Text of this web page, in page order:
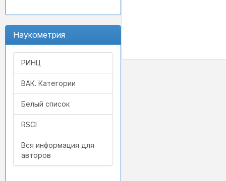
Наукометрия
РИНЦ
ВАК. Категории
Белый список
RSCI
Вся информация для
авторов